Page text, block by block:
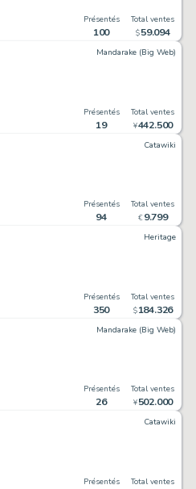
Présentés
100
Total ventes
$59.094
Mandarake (Big Web)
Présentés
19
Total ventes
¥442.500
Catawiki
Présentés
94
Total ventes
€ 9.799
Heritage
Présentés
350
Total ventes
$184.326
Mandarake (Big Web)
Présentés
26
Total ventes
¥502.000
Catawiki
Présentés Total ventes